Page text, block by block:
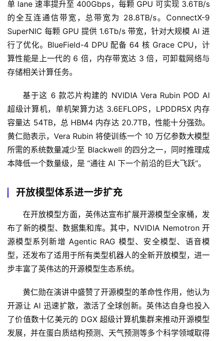
单 lane 速率提升至 400Gbps，每颗 GPU 可实现 3.6TB/s
的全互连通信带宽，总带宽为 28.8TB/s。ConnectX-9
SuperNIC 每颗 GPU 提供 1.6Tb/s 带宽，针对大规模 AI 进
行了优化。BlueField-4 DPU 配备 64 核 Grace CPU，计
算性能是上一代的 6 倍，内存带宽达 3 倍，可卸载网络与
存储相关计算任务。
基于这 6 款芯片构建的 NVIDIA Vera Rubin POD AI
超级计算机，单机架算力达 3.6EFLOPS，LPDDR5X 内存
容量达 54TB，总 HBM4 内存达 20.7TB，性能十分强劲。
黄仁勋表示，Vera Rubin 将使训练一个 10 万亿参数大模型
所需的系统数量减少至 Blackwell 的四分之一，同时推理成
本降低一个数量级，是 “通往 AI 下一个前沿的巨大飞跃”。
开放模型体系进一步扩充
在开放模型方面，英伟达宣布扩展开源模型全家桶，发
布了新的模型、数据集和库。其中，NVIDIA Nemotron 开
源模型系列新增 Agentic RAG 模型、安全模型、语音模
型，还发布了适用于所有类型机器人的全新开放模型，进一
步丰富了英伟达的开源模型生态系统。
黄仁勋在演讲中盛赞了开源模型的革命性作用，他认为
开源让 AI 迅速扩散，激活了全球创新。英伟达自身也投入
了价值数十亿美元的 DGX 超级计算机集群来推动开源模型
发展，并在蛋白质结构预测、天气预测等多个科学领域取得